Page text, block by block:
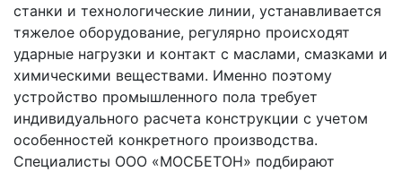
станки и технологические линии, устанавливается
тяжелое оборудование, регулярно происходят
ударные нагрузки и контакт с маслами, смазками и
химическими веществами. Именно поэтому
устройство промышленного пола требует
индивидуального расчета конструкции с учетом
особенностей конкретного производства.
Специалисты ООО «МОСБЕТОН» подбирают